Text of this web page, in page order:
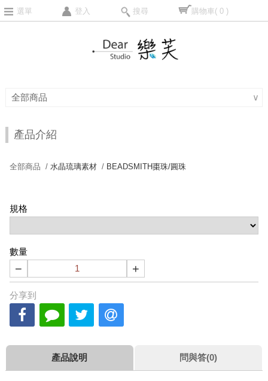
選單 登入 搜尋 購物車( 0 )
全部商品 ∨
產品介紹
全部商品 / 水晶琉璃素材 / BEADSMITH棗珠/圓珠
規格
數量
− +
分享到
產品說明 問與答(0)